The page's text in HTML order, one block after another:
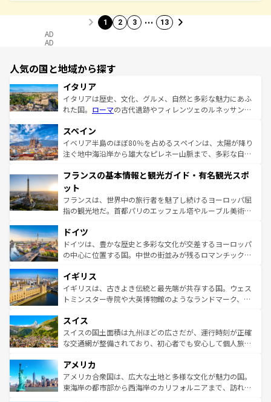
1 2 3 … 13
AD
AD
人気の国と地域から探す
イタリア
イタリアは歴史、文化、グルメ、自然と多彩な魅力にあふ
れた国。 ローマの古代遺跡やフィレンツェのルネッサンス
ろん、トスカーナの美しい田園風景やアマルフィ海岸の絶
景など、自然景観も見逃せない。観光の合間には、本場の
ピザやパスタなど、絶品のイタリア料理を堪能することも
ませてくれるイタリアで、忘れられない旅をしてみよう！
なお、新着のイタリア情報は
しい。
スペイン
イベリア半島のほぼ80％を占めるスペインは、太陽が降り
注ぐ地中海沿岸から雄大なピレネー山脈まで、多彩な自然
文化が根付くこの国では、情熱的なフラメンコ、熱気あふ
れる闘牛、そして美味しいタパスが生活の一部となってい
る。首都マドリードの洗練された雰囲気や、バルセロナの
アートに溢れた街角から、地方では古代ローマ遺跡や中世
せる。地方によって風土や気候が異なるスペインはその個
性で訪れる人を魅了する。 なお、新着のスペイン情報は コ
ンテンツ一覧を参照してほしい。
フランスの基本情報と観光ガイド・有名観光スポ
ット
フランスは、世界中の旅行者を魅了し続けるヨーロッパ屈
指の観光地だ。首都パリのエッフェル塔やルーブル美術館
で、幅広い魅力が詰まっている。華麗な宮殿、歴史的な大
聖堂、美しいビーチ、そして豊かな自然が、訪れる者を心
から魅了する。また、フランスは美食の国としても知ら
いる。シャンパンの発祥地であるランス、プロヴァンスの
香り高いラベンダー畑など、多彩な楽しみ方が可能だ。さ
らに、パリ以外の地域にも魅力が溢れており、どの街角に
れる地方に足を運ぶとそれぞれで全く異なる文化を体験で
きるだろう。 なお、新着のフランス情報はコンテンツ一覧
を参照してほしい。
ドイツ
ドイツは、豊かな歴史と多彩な文化が交差するヨーロッパ
の中心に位置する国。中世の街並みが残るロマンチック街
顔を持つこの国は、どこを歩いても飽きることがない。ベ
ルリンの文化的活気、バイエルン州のアルプスの絶景、そ
してライン川沿いのワイン畑といった風景は必見。ビール
は、お酒好きな人にはぜひ体験してほしい。 なお、新着の
ドイツ情報はコンテンツ一覧を参照してほしい。
イギリス
イギリスは、古きよき伝統と最先端が共存する国。ウェス
トミンスター寺院や大英博物館のようなランドマーク、歴
リアごとに異なる魅力がある。また、優雅なアフタヌーン
ティー、ビール好きにはたまらない英国パブ、サッカー観
戦など、本場だからこそできる体験も豊富。イギリスを旅
ンツ一覧を参照してほしい。
スイス
スイスの国土面積は九州ほどの広さだが、運行時刻が正確
な交通網が整備されており、初心者でも安心して個人旅行
の建物がそのまま残る町や、スイスならではのユニークな
博物館もあり、アルプス観光だけでなく町歩きも満喫する
ことができる。国民の所得が高いため物価も高いが、旅行
アメリカ
アメリカ合衆国は、広大な土地と多様な文化が魅力の国。
東海岸の都市部から西海岸のカリフォルニアまで、訪れる